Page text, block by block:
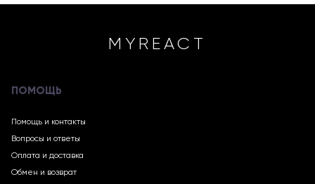
MYREACT
ПОМОЩЬ
Помощь и контакты
Вопросы и ответы
Оплата и доставка
Обмен и возврат